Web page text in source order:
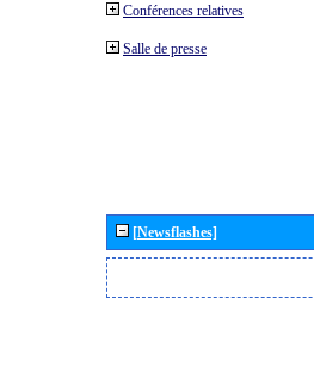
Conférences relatives
Salle de presse
[Newsflashes]